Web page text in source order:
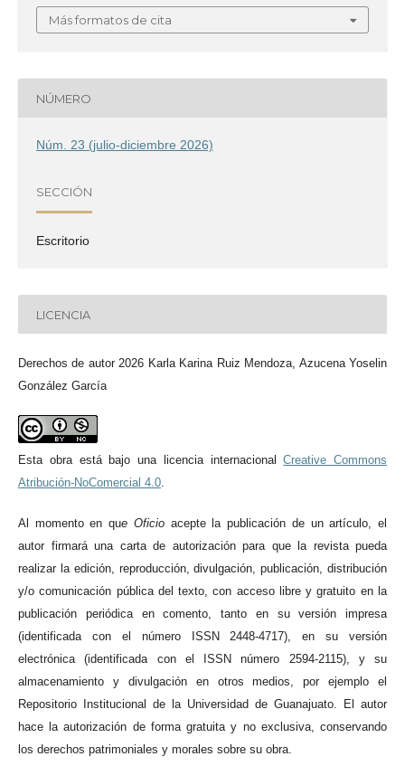
Más formatos de cita
NÚMERO
Núm. 23 (julio-diciembre 2026)
SECCIÓN
Escritorio
LICENCIA
Derechos de autor 2026 Karla Karina Ruiz Mendoza, Azucena Yoselin
González García
Esta obra está bajo una licencia internacionalCreative Commons
Atribución-NoComercial 4.0.
Al momento en que Oficioacepte la publicación de un artículo, el
autor firmará una carta de autorización para que la revista pueda
realizar la edición, reproducción, divulgación, publicación, distribución
y/o comunicación pública del texto, con acceso libre y gratuito en la
publicación periódica en comento, tanto en su versión impresa
(identificada con el número ISSN 2448-4717), en su versión
electrónica (identificada con el ISSN número 2594-2115), y su
almacenamiento y divulgación en otros medios, por ejemplo el
Repositorio Institucional de la Universidad de Guanajuato. El autor
hace la autorización de forma gratuita y no exclusiva, conservando
los derechos patrimoniales y morales sobre su obra.